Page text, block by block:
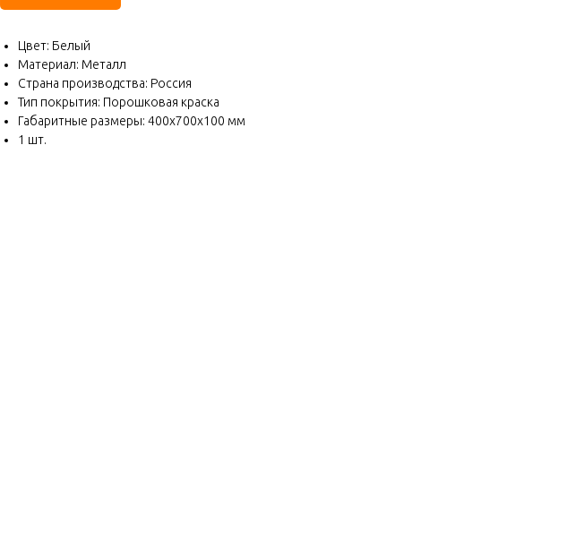
Цвет: Белый
Материал: Металл
Страна производства: Россия
Тип покрытия: Порошковая краска
Габаритные размеры: 400х700х100 мм
1 шт.